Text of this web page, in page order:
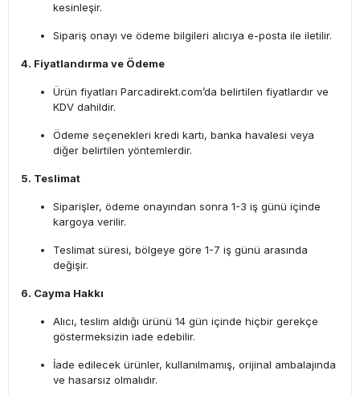
kesinleşir.
Sipariş onayı ve ödeme bilgileri alıcıya e-posta ile iletilir.
4. Fiyatlandırma ve Ödeme
Ürün fiyatları Parcadirekt.com’da belirtilen fiyatlardır ve
KDV dahildir.
Ödeme seçenekleri kredi kartı, banka havalesi veya
diğer belirtilen yöntemlerdir.
5. Teslimat
Siparişler, ödeme onayından sonra 1-3 iş günü içinde
kargoya verilir.
Teslimat süresi, bölgeye göre 1-7 iş günü arasında
değişir.
6. Cayma Hakkı
Alıcı, teslim aldığı ürünü 14 gün içinde hiçbir gerekçe
göstermeksizin iade edebilir.
İade edilecek ürünler, kullanılmamış, orijinal ambalajında
ve hasarsız olmalıdır.